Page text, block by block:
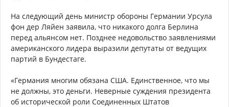
На следующий день министр обороны Германии Урсула
фон дер Ляйен заявила, что никакого долга Берлина
перед альянсом нет. Позднее недовольство заявлениями
американского лидера выразили депутаты от ведущих
партий в Бундестаге.
«Германия многим обязана США. Единственное, что мы
не должны, это деньги. Неверные суждения президента
об исторической роли Соединенных Штатов